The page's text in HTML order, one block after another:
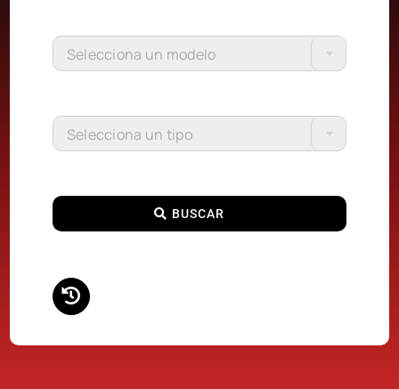
Selecciona un modelo
Selecciona un tipo
BUSCAR